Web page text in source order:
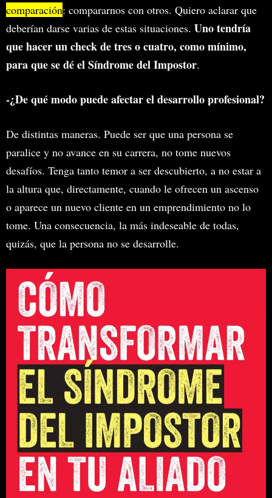
comparación: compararnos con otros. Quiero aclarar que
deberían darse varias de estas situaciones. Uno tendría
que hacer un check de tres o cuatro, como mínimo,
para que se dé el Síndrome del Impostor.
-¿De qué modo puede afectar el desarrollo profesional?
De distintas maneras. Puede ser que una persona se
paralice y no avance en su carrera, no tome nuevos
desafíos. Tenga tanto temor a ser descubierto, a no estar a
la altura que, directamente, cuando le ofrecen un ascenso
o aparece un nuevo cliente en un emprendimiento no lo
tome. Una consecuencia, la más indeseable de todas,
quizás, que la persona no se desarrolle.